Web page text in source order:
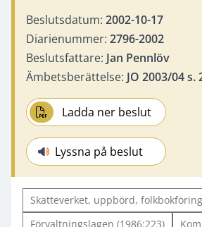
Beslutsdatum: 2002-10-17
Diarienummer: 2796-2002
Beslutsfattare: Jan Pennlöv
Ämbetsberättelse: JO 2003/04 s.
Ladda ner beslut
Lyssna på beslut
Skatteverket, uppbörd, folkbokföring
Förvaltningslagen (1986:223)